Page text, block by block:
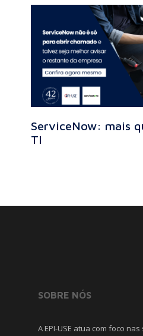
ServiceNow: mais
TI
SOBRE NÓS
A EPI-USE atua com foco nas